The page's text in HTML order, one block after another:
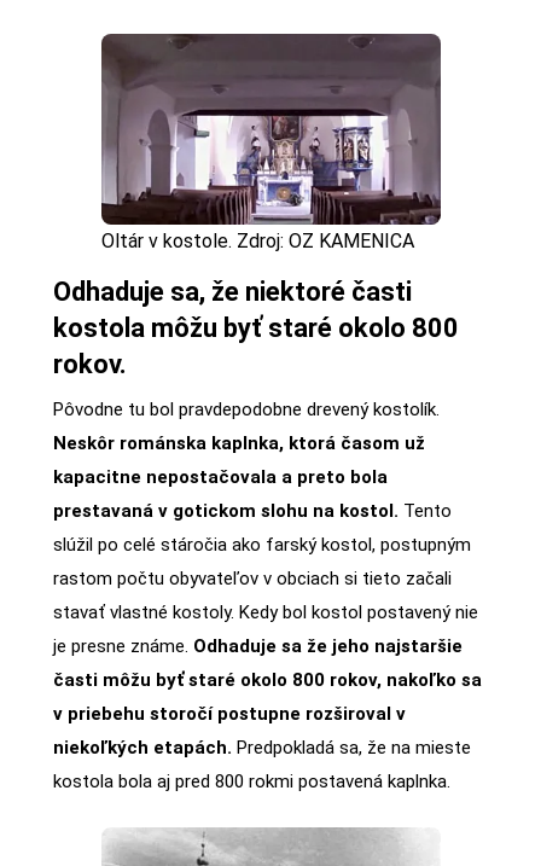
Oltár v kostole. Zdroj: OZ KAMENICA
Odhaduje sa, že niektoré časti
kostola môžu byť staré okolo 800
rokov.
Pôvodne tu bol pravdepodobne drevený kostolík.
Neskôr románska kaplnka, ktorá časom už
kapacitne nepostačovala a preto bola
prestavaná v gotickom slohu na kostol. Tento
slúžil po celé stáročia ako farský kostol, postupným
rastom počtu obyvateľov v obciach si tieto začali
stavať vlastné kostoly. Kedy bol kostol postavený nie
je presne známe. Odhaduje sa že jeho najstaršie
časti môžu byť staré okolo 800 rokov, nakoľko sa
v priebehu storočí postupne rozširoval v
niekoľkých etapách. Predpokladá sa, že na mieste
kostola bola aj pred 800 rokmi postavená kaplnka.